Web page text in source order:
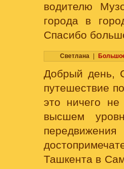
водителю
города в
Спасибо
Светлана
Добрый день,
путешествие
это ничего не
высшем
Ташкента в